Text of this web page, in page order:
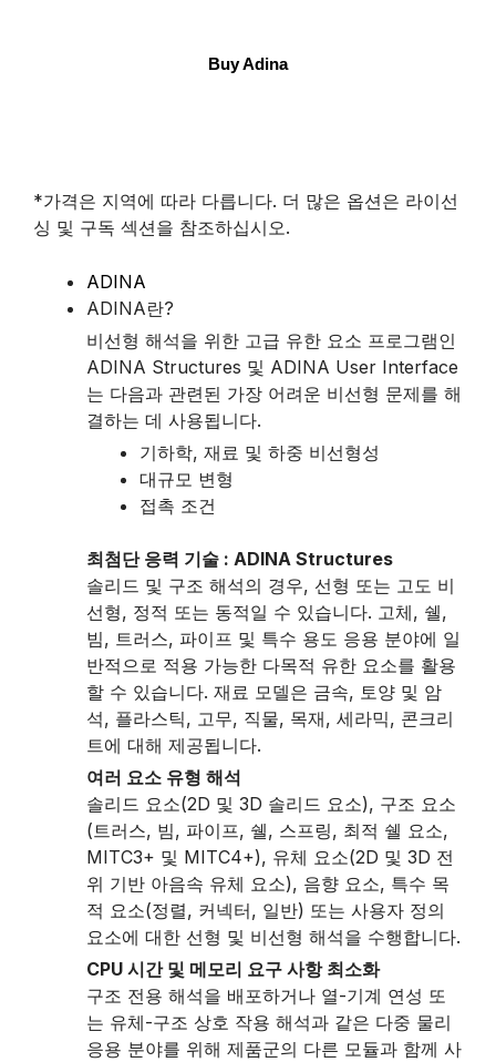
Buy Adina
*가격은 지역에 따라 다릅니다. 더 많은 옵션은 라이선
싱 및 구독 섹션을 참조하십시오.
ADINA
ADINA란?
비선형 해석을 위한 고급 유한 요소 프로그램인
ADINA Structures 및 ADINA User Interface
는 다음과 관련된 가장 어려운 비선형 문제를 해
결하는 데 사용됩니다.
기하학, 재료 및 하중 비선형성
대규모 변형
접촉 조건
최첨단 응력 기술 : ADINA Structures
솔리드 및 구조 해석의 경우, 선형 또는 고도 비
선형, 정적 또는 동적일 수 있습니다. 고체, 쉘,
빔, 트러스, 파이프 및 특수 용도 응용 분야에 일
반적으로 적용 가능한 다목적 유한 요소를 활용
할 수 있습니다. 재료 모델은 금속, 토양 및 암
석, 플라스틱, 고무, 직물, 목재, 세라믹, 콘크리
트에 대해 제공됩니다.
여러 요소 유형 해석
솔리드 요소(2D 및 3D 솔리드 요소), 구조 요소
(트러스, 빔, 파이프, 쉘, 스프링, 최적 쉘 요소,
MITC3+ 및 MITC4+), 유체 요소(2D 및 3D 전
위 기반 아음속 유체 요소), 음향 요소, 특수 목
적 요소(정렬, 커넥터, 일반) 또는 사용자 정의
요소에 대한 선형 및 비선형 해석을 수행합니다.
CPU 시간 및 메모리 요구 사항 최소화
구조 전용 해석을 배포하거나 열-기계 연성 또
는 유체-구조 상호 작용 해석과 같은 다중 물리
응용 분야를 위해 제품군의 다른 모듈과 함께 사